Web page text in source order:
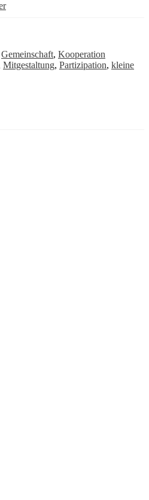
Gemeinschaft, Kooperation
Mitgestaltung, Partizipation, kleine